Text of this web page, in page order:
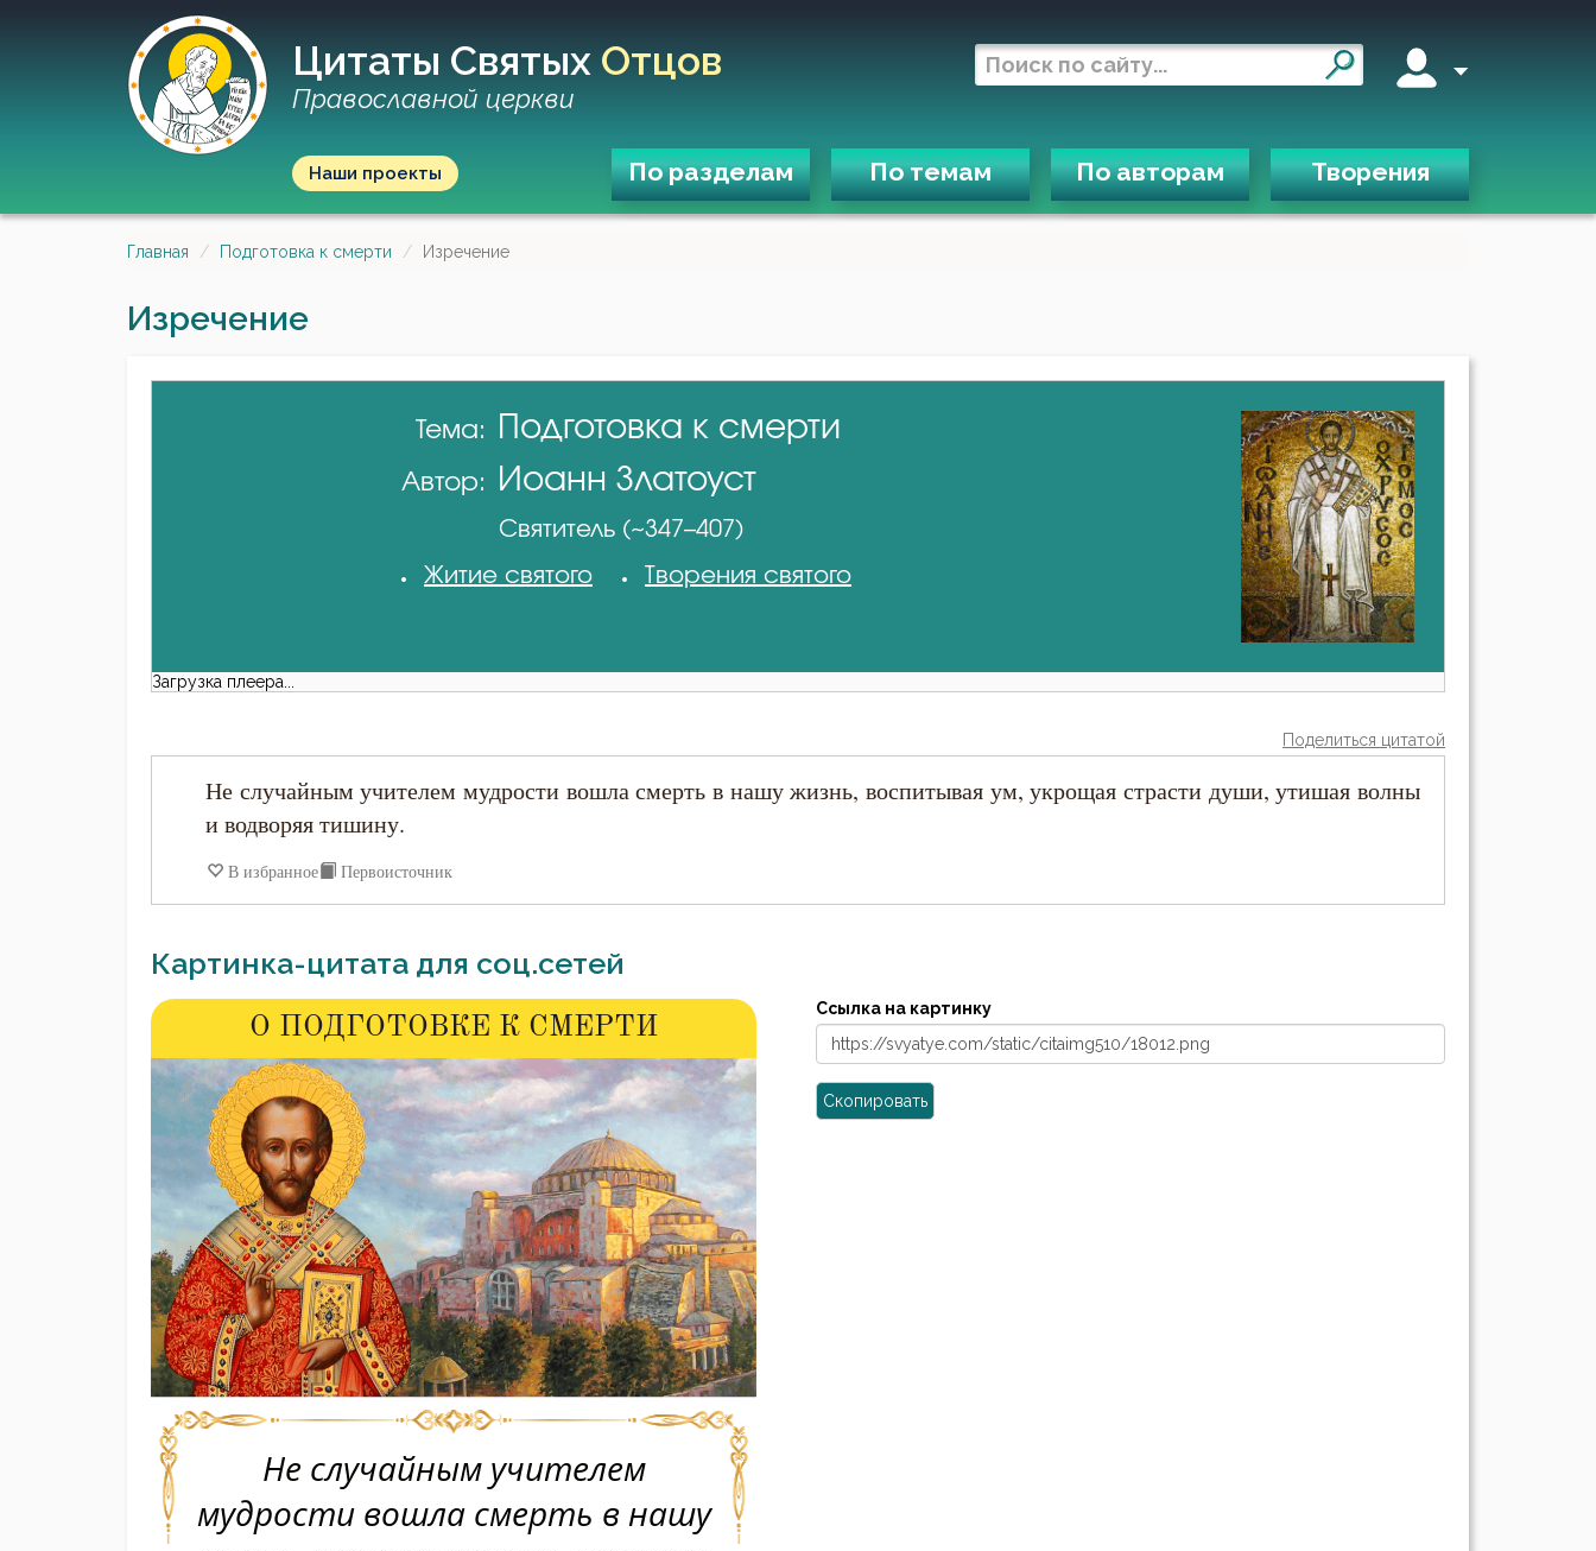
Цитаты Святых Отцов
Православной церкви
Наши проекты По разделам По темам По авторам Творения
Главная Подготовка к смерти Изречение
Изречение
Тема: Подготовка к смерти
Автор: Иоанн Златоуст
Святитель (~347–407)
Житие святого
Творения святого
Загрузка плеера...
Поделиться цитатой
Не случайным учителем мудрости вошла смерть в нашу жизнь, воспитывая ум, укрощая страсти души, утишая волны
и водворяя тишину.
В избранное Первоисточник
Картинка-цитата для соц.сетей
Ссылка на картинку
Скопировать